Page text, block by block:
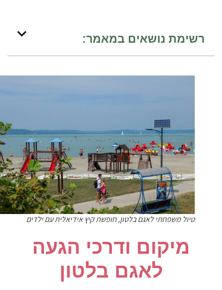
רשימת נושאים במאמר:
טיול משפחתי לאגם בלטון, חופשת קיץ אידיאלית עם ילדים
​מיקום ודרכי הגעה
לאגם בלטון